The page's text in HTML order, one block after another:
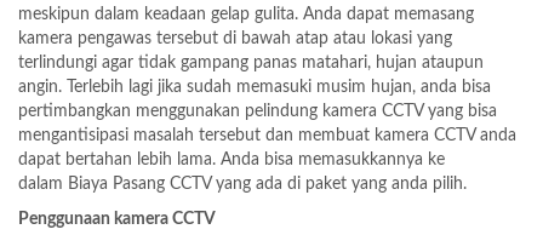
meskipun dalam keadaan gelap gulita. Anda dapat memasang
kamera pengawas tersebut di bawah atap atau lokasi yang
terlindungi agar tidak gampang panas matahari, hujan ataupun
angin. Terlebih lagi jika sudah memasuki musim hujan, anda bisa
pertimbangkan menggunakan pelindung kamera CCTV yang bisa
mengantisipasi masalah tersebut dan membuat kamera CCTV anda
dapat bertahan lebih lama. Anda bisa memasukkannya ke
dalam Biaya Pasang CCTV yang ada di paket yang anda pilih.
Penggunaan kamera CCTV